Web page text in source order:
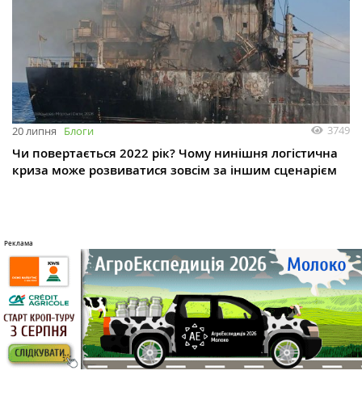
20 липня Блоги 3749
Чи повертається 2022 рік? Чому нинішня логістична
криза може розвиватися зовсім за іншим сценарієм